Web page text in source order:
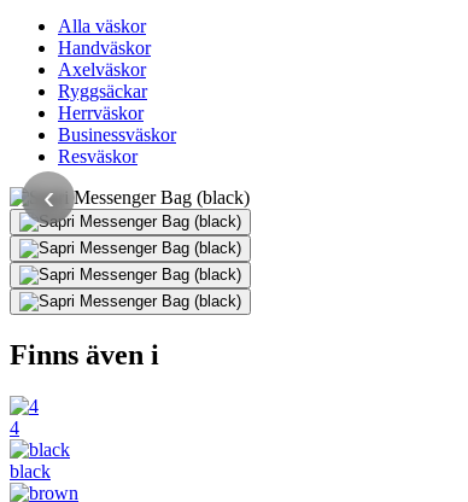
Alla väskor
Handväskor
Axelväskor
Ryggsäckar
Herrväskor
Businessväskor
Resväskor
‹
Finns även i
4
black